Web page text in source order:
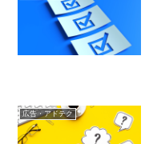
広告・アドテク